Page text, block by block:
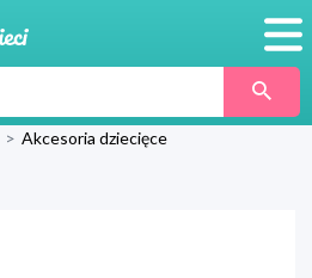
Produkty
> Akcesoria dziecięce